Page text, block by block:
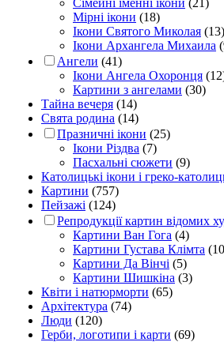
Мірні ікони (18)
Ікони Святого Миколая (13)
Ікони Архангела Михаила
Ангели (41)
Ікони Ангела Охоронця
Картини з ангелами (30)
Тайна вечеря (14)
Свята родина (14)
Празничні ікони (25)
Ікони Різдва (7)
Пасхальні сюжети (9)
Католицькі ікони і греко-
Картини (757)
Пейзажі (124)
Репродукції картин відомих
Картини Ван Гога (4)
Картини Густава Клімта
Картини Да Вінчі (5)
Картини Шишкіна (3)
Квіти і натюрморти (65)
Архітектура (74)
Люди (120)
Герби, логотипи і карти (69)